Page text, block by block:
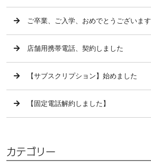
ご卒業、ご入学、おめでとうございます
店舗用携帯電話、契約しました
【サブスクリプション】始めました
【固定電話解約しました】
カテゴリー